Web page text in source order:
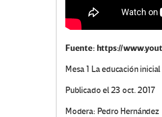
Fuente: https://
Mesa 1 La educación
Publicado el 23 oct. 2017
Modera: Pedro Hernández